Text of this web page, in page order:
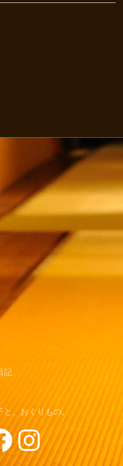
記
、おくりもの。